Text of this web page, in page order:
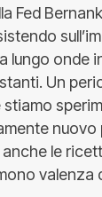
Fed
lungo onde
Un
stiamo
nuovo
le
valenza